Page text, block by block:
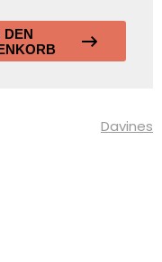
DEN
Davines